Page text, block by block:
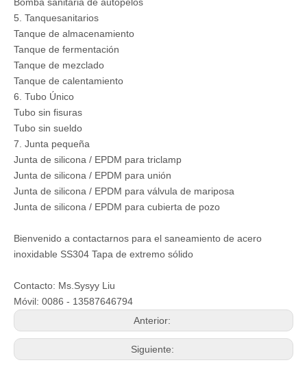
5. Tanquesanitarios
Tanque de almacenamiento
Tanque de fermentación
Tanque de mezclado
Tanque de calentamiento
6. Tubo Único
Tubo sin fisuras
Tubo sin sueldo
7. Junta pequeña
Junta de silicona / EPDM para triclamp
Junta de silicona / EPDM para unión
Junta de silicona / EPDM para válvula de mariposa
Junta de silicona / EPDM para cubierta de pozo
Bienvenido a contactarnos para el saneamiento de acero
inoxidable SS304 Tapa de extremo sólido
Contacto: Ms.Sysyy Liu
Móvil: 0086 - 13587646794
Anterior:
Siguiente: